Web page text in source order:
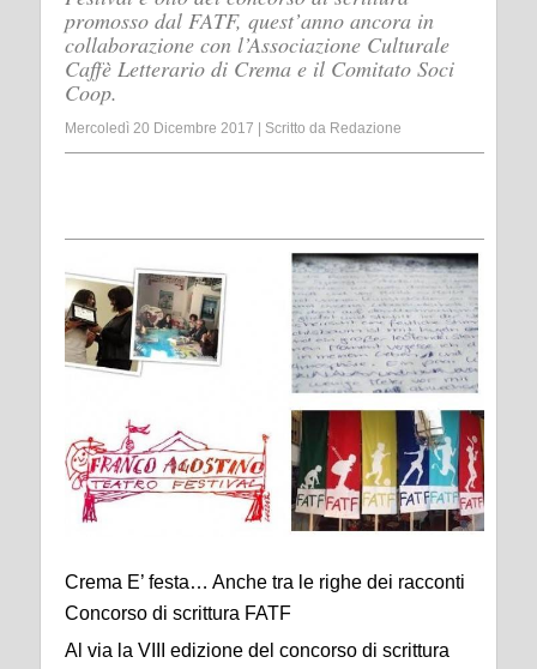
promosso dal FATF, quest’anno ancora in
collaborazione con l’Associazione Culturale
Caffè Letterario di Crema e il Comitato Soci
Coop.
Mercoledì 20 Dicembre 2017 Scritto da Redazione
Crema E’ festa… Anche tra le righe dei racconti
Concorso di scrittura FATF
Al via la VIII edizione del concorso di scrittura